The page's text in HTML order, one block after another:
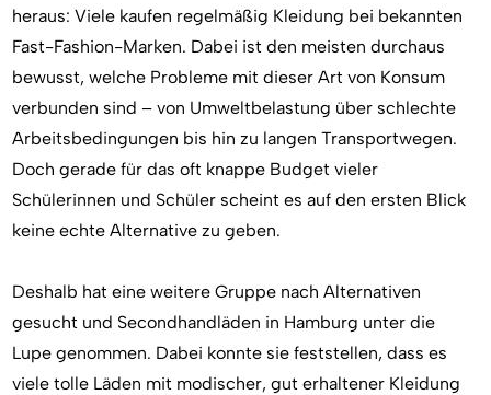
heraus: Viele kaufen regelmäßig Kleidung bei bekannten
Fast-Fashion-Marken. Dabei ist den meisten durchaus
bewusst, welche Probleme mit dieser Art von Konsum
verbunden sind – von Umweltbelastung über schlechte
Arbeitsbedingungen bis hin zu langen Transportwegen.
Doch gerade für das oft knappe Budget vieler
Schülerinnen und Schüler scheint es auf den ersten Blick
keine echte Alternative zu geben.
Deshalb hat eine weitere Gruppe nach Alternativen
gesucht und Secondhandläden in Hamburg unter die
Lupe genommen. Dabei konnte sie feststellen, dass es
viele tolle Läden mit modischer, gut erhaltener Kleidung